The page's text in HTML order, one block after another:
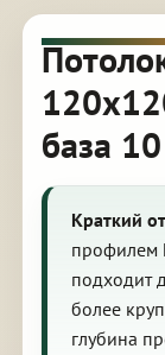
база
Краткий
профилем
подходит
более
глубина